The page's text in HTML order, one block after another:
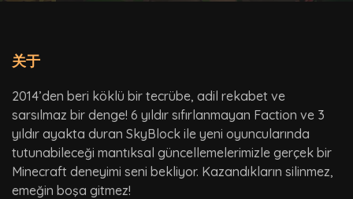
关于
2014’den beri köklü bir tecrübe, adil rekabet ve
sarsılmaz bir denge! 6 yıldır sıfırlanmayan Faction ve 3
yıldır ayakta duran SkyBlock ile yeni oyuncularında
tutunabileceği mantıksal güncellemelerimizle gerçek bir
Minecraft deneyimi seni bekliyor. Kazandıkların silinmez,
emeğin boşa gitmez!